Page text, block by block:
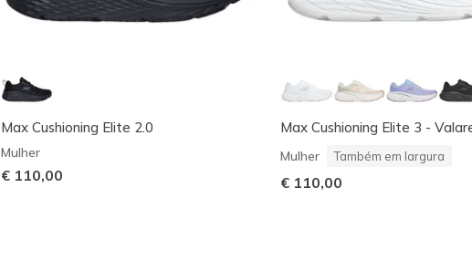
Max Cushioning Elite 2.0
Mulher
€ 110,00
Max Cushioning Elite 3 -
Mulher Também em largura
€ 110,00